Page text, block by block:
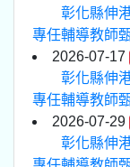
彰化縣伸
專任輔導教師
2026-07-17
彰化縣伸
專任輔導教師
2026-07-29
彰化縣伸